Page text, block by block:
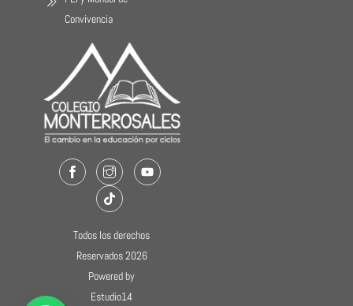
Convivencia
FacebookInstagramYoutube
TikTok
Todos los derechos
Reservados 2026
Powered by
Estudio14